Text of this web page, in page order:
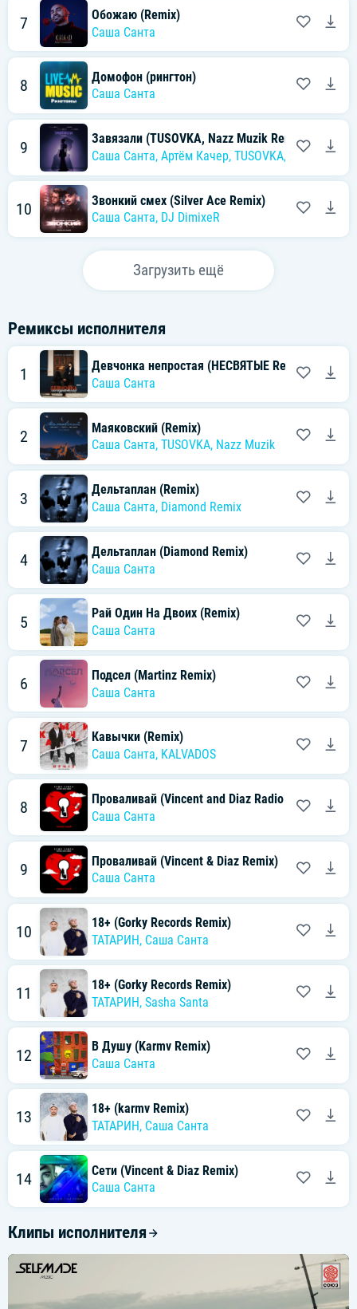
7
Обожаю (Remix)
Саша Санта
8
Домофон (рингтон)
Саша Санта
9
Завязали (TUSOVKA, Nazz Muzik Remix)
Саша Санта, Артём Качер, TUSOVKA, Nazz Muzik
10
Звонкий смех (Silver Ace Remix)
Саша Санта, DJ DimixeR
Загрузить ещё
Ремиксы исполнителя
1
Девчонка непростая (НЕСВЯТЫЕ Remix)
Саша Санта
2
Маяковский (Remix)
Саша Санта, TUSOVKA, Nazz Muzik
3
Дельтаплан (Remix)
Саша Санта, Diamond Remix
4
Дельтаплан (Diamond Remix)
Саша Санта
5
Рай Один На Двоих (Remix)
Саша Санта
6
Подсел (Martinz Remix)
Саша Санта
7
Кавычки (Remix)
Саша Санта, KALVADOS
8
Проваливай (Vincent and Diaz Radio Mix)
Саша Санта
9
Проваливай (Vincent & Diaz Remix)
Саша Санта
10
18+ (Gorky Records Remix)
ТАТАРИН, Саша Санта
11
18+ (Gorky Records Remix)
ТАТАРИН, Sasha Santa
12
В Душу (Karmv Remix)
Саша Санта
13
18+ (karmv Remix)
ТАТАРИН, Саша Санта
14
Сети (Vincent & Diaz Remix)
Саша Санта
Клипы исполнителя